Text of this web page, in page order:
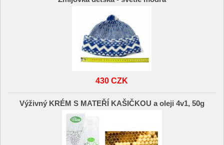
430 CZK
Výživný KRÉM S MATEŘÍ KAŠIČKOU a oleji 4v1, 50g